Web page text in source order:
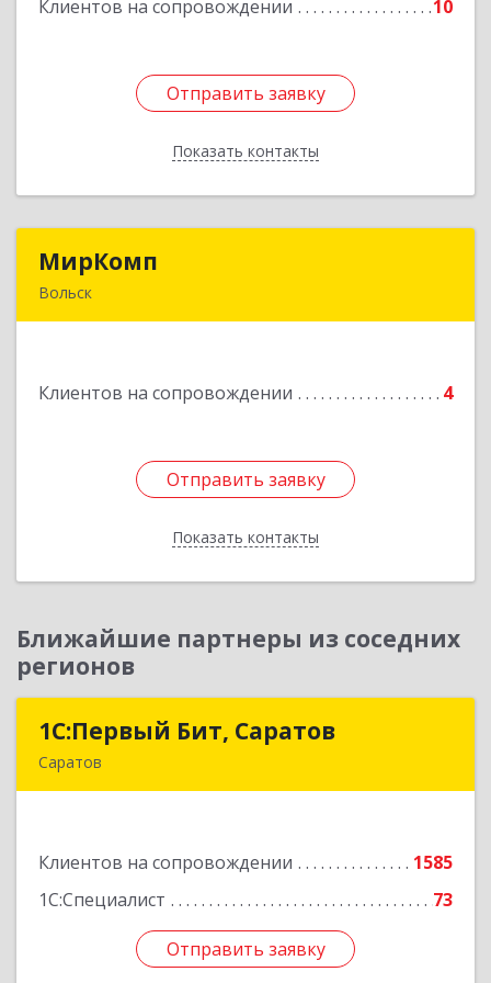
Клиентов на сопровождении 10
Отправить заявку
Показать контакты
Подробнее
Отправить заявку
Назад
МирКомп
Вольск
Клиентов на сопровождении 4
Отправить заявку
Показать контакты
Подробнее
Отправить заявку
Назад
Ближайшие партнеры из соседних
регионов
1С:Первый Бит, Саратов
Саратов
Клиентов на сопровождении
1585
1С:Специалист
73
Отправить заявку
1С:Первый Бит, Саратов
Подробнее
Отправить заявку